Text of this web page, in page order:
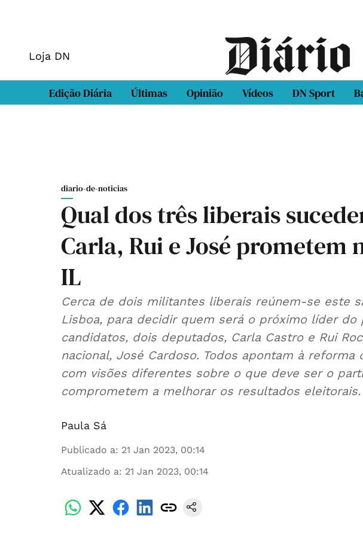
Loja DN
Edição Diária Últimas Opinião Vídeos DN Sport
diario-de-noticias
Qual dos três liberais
Carla, Rui e José prometem
IL
Cerca de dois militantes liberais reúnem-se este
Lisboa, para decidir quem será o próximo líder do
candidatos, dois deputados, Carla Castro e Rui
nacional, José Cardoso. Todos apontam à reforma
com visões diferentes sobre o que deve ser o
comprometem a melhorar os resultados eleitorais.
Paula Sá
Publicado a: 21 Jan 2023, 00:14
Atualizado a: 21 Jan 2023, 00:14